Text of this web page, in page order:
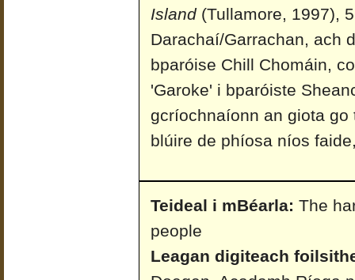
Island(Tullamore, 1997),
Darachaí/Garrachan, ach
bparóise Chill Chomáin,
'Garoke' i bparóiste
gcríochnaíonn an giota
blúire de phíosa níos
Teideal i mBéarla: The
people
Leagan digiteach